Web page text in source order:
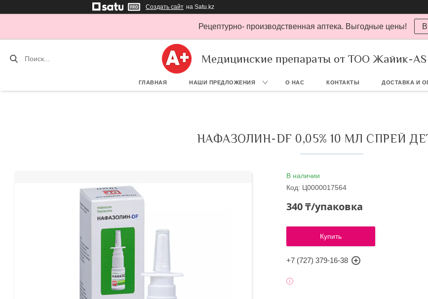
Создать сайт на Satu.kz
Рецептурно- производственная аптека. Выгодные цены!
Медицинские препараты от ТОО Жайик-AS
ГЛАВНАЯ НАШИ ПРЕДЛОЖЕНИЯ О НАС КОНТАКТЫ ДОСТАВКА И
НАФАЗОЛИН-DF 0,05% 10 МЛ СПРЕЙ
В наличии
Код: Ц0000017564
340 ₸/упаковка
Купить
+7 (727) 379-16-38